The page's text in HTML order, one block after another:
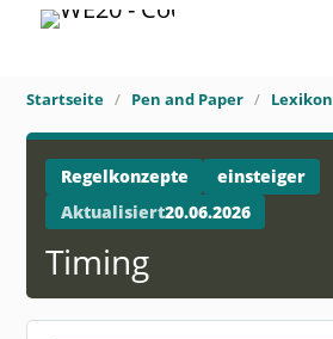
Startseite Pen and Paper Lexikon
Regelkonzepte
einsteiger
Aktualisiert20.06.2026
Timing